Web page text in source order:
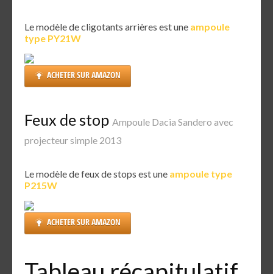
Le modèle de cligotants arrières est une ampoule
type PY21W
ACHETER SUR AMAZON
Feux de stop Ampoule Dacia Sandero avec
projecteur simple 2013
Le modèle de feux de stops est une ampoule type
P215W
ACHETER SUR AMAZON